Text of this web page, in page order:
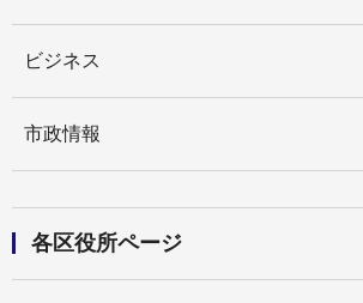
ビジネス
市政情報
各区役所ページ